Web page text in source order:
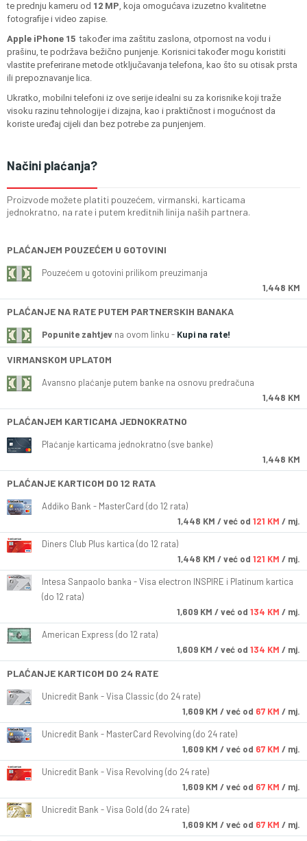
te prednju kameru od 12 MP, koja omogućava izuzetno kvalitetne
fotografije i video zapise.
Apple iPhone 15 također ima zaštitu zaslona, otpornost na vodu i
prašinu, te podržava bežično punjenje. Korisnici također mogu koristiti
vlastite preferirane metode otključavanja telefona, kao što su otisak prsta
ili prepoznavanje lica.
Ukratko, mobilni telefoni iz ove serije idealni su za korisnike koji traže
visoku razinu tehnologije i dizajna, kao i praktičnost i mogućnost da
koriste uređaj cijeli dan bez potrebe za punjenjem.
Načini plaćanja?
Proizvode možete platiti pouzećem, virmanski, karticama
jednokratno, na rate i putem kreditnih linija naših partnera.
PLAĆANJEM POUZEĆEM U GOTOVINI
Pouzećem u gotovini prilikom preuzimanja
1,448 KM
PLAĆANJE NA RATE PUTEM PARTNERSKIH BANAKA
Popunite zahtjev na ovom linku - Kupi na rate!
VIRMANSKOM UPLATOM
Avansno plaćanje putem banke na osnovu predračuna
1,448 KM
PLAĆANJEM KARTICAMA JEDNOKRATNO
Plaćanje karticama jednokratno (sve banke)
1,448 KM
PLAĆANJE KARTICOM DO 12 RATA
Addiko Bank - MasterCard (do 12 rata)
1,448 KM / već od 121 KM / mj.
Diners Club Plus kartica (do 12 rata)
1,448 KM / već od 121 KM / mj.
Intesa Sanpaolo banka - Visa electron INSPIRE i Platinum kartica
(do 12 rata)
1,609 KM / već od 134 KM / mj.
American Express (do 12 rata)
1,609 KM / već od 134 KM / mj.
PLAĆANJE KARTICOM DO 24 RATE
Unicredit Bank - Visa Classic (do 24 rate)
1,609 KM / već od 67 KM / mj.
Unicredit Bank - MasterCard Revolving (do 24 rate)
1,609 KM / već od 67 KM / mj.
Unicredit Bank - Visa Revolving (do 24 rate)
1,609 KM / već od 67 KM / mj.
Unicredit Bank - Visa Gold (do 24 rate)
1,609 KM / već od 67 KM / mj.